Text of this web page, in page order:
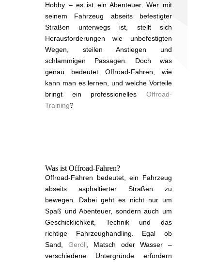
Hobby – es ist ein Abenteuer. Wer mit
seinem Fahrzeug abseits befestigter
Straßen unterwegs ist, stellt sich
Herausforderungen wie unbefestigten
Wegen, steilen Anstiegen und
schlammigen Passagen. Doch was
genau bedeutet Offroad-Fahren, wie
kann man es lernen, und welche Vorteile
bringt ein professionelles Offroad-
Training?
Was ist Offroad-Fahren?
Offroad-Fahren bedeutet, ein Fahrzeug
abseits asphaltierter Straßen zu
bewegen. Dabei geht es nicht nur um
Spaß und Abenteuer, sondern auch um
Geschicklichkeit, Technik und das
richtige Fahrzeughandling. Egal ob
Sand, Geröll , Matsch oder Wasser –
verschiedene Untergründe erfordern